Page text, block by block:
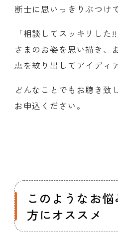
断士に思いっきりぶつけ
「相談してスッキリし
さまのお姿を思い描き、
恵を絞り出してアイディ
どんなことでもお聴き致
お申込ください。
このようなお
方にオススメ